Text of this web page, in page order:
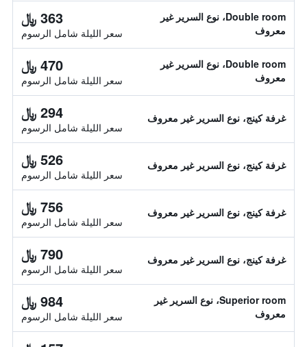
Double room، نوع السرير غير
معروف
363 ﷼
سعر الليلة شامل الرسوم
Double room، نوع السرير غير
معروف
470 ﷼
سعر الليلة شامل الرسوم
غرفة كينج، نوع السرير غير معروف 294 ﷼
سعر الليلة شامل الرسوم
غرفة كينج، نوع السرير غير معروف 526 ﷼
سعر الليلة شامل الرسوم
غرفة كينج، نوع السرير غير معروف 756 ﷼
سعر الليلة شامل الرسوم
غرفة كينج، نوع السرير غير معروف 790 ﷼
سعر الليلة شامل الرسوم
Superior room، نوع السرير غير
معروف
984 ﷼
سعر الليلة شامل الرسوم